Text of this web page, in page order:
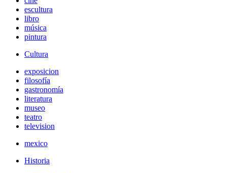
escultura
libro
música
pintura
Cultura
exposicion
filosofía
gastronomía
literatura
museo
teatro
television
mexico
Historia